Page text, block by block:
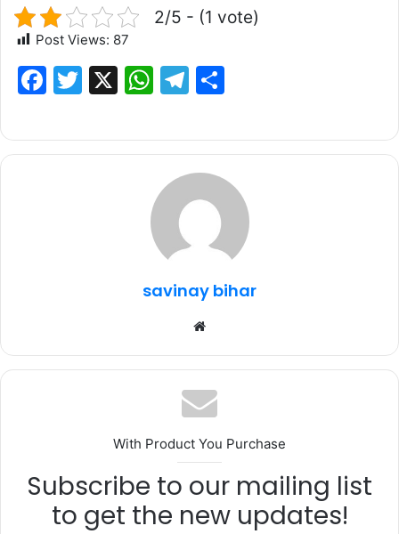
2/5 - (1 vote)
Post Views: 87
F
c
e
T
it
te
X
W
at
s
A
p
T
e
g
ra
ar
e
savinay bihar
With Product You Purchase
Subscribe to our mailing list
to get the new updates!